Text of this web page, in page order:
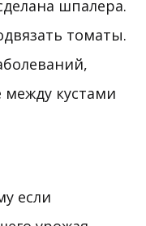
шпалера.
томаты.
между кустами